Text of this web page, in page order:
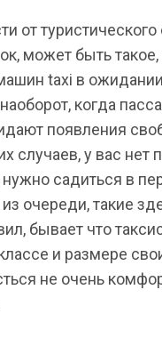
от туристического
может быть такое,
taxi в
когда
появления
случаев, у вас нет
нужно садиться в
очереди, такие
бывает что
и размере
не очень